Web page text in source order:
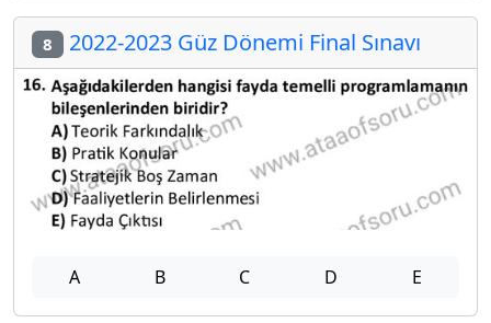
8 2022-2023 Güz Dönemi Final Sınavı
A B C D E